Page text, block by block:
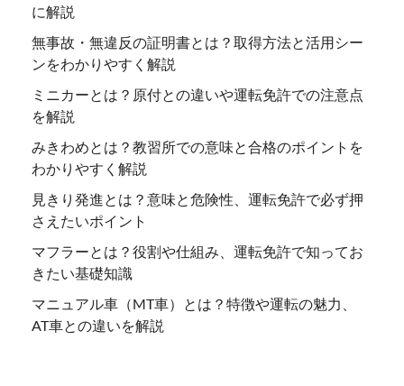
に解説
無事故・無違反の証明書とは？取得方法と活用シー
ンをわかりやすく解説
ミニカーとは？原付との違いや運転免許での注意点
を解説
みきわめとは？教習所での意味と合格のポイントを
わかりやすく解説
見きり発進とは？意味と危険性、運転免許で必ず押
さえたいポイント
マフラーとは？役割や仕組み、運転免許で知ってお
きたい基礎知識
マニュアル車（MT車）とは？特徴や運転の魅力、
AT車との違いを解説